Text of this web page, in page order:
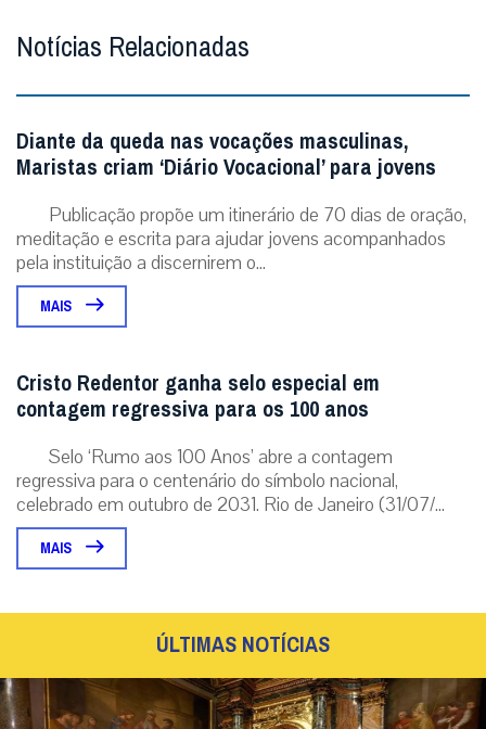
Cristo Redentor ganha selo especial em
contagem regressiva para os 100 anos
regressiva para o centenário do símbolo nacional,
celebrado em outubro de 2031. Rio de Janeiro (31/07/...
MAIS
Papa Leão XIV retornará ao Santuário de Nossa
véspera da Natividade de Maria